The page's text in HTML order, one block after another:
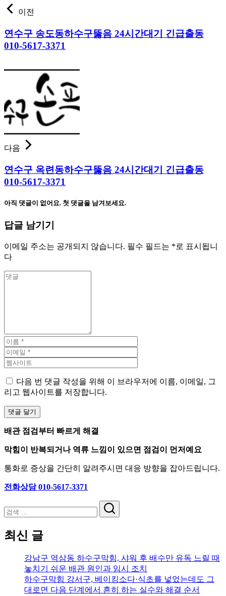
이전
연수구 송도동하수구뚫음 24시간대기 긴급출동
010-5617-3371
다음
연수구 옥련동하수구뚫음 24시간대기 긴급출동
010-5617-3371
아직 댓글이 없어요. 첫 댓글을 남겨보세요.
답글 남기기
이메일 주소는 공개되지 않습니다. 필수 필드는 *로 표시됩니
다
다음 번 댓글 작성을 위해 이 브라우저에 이름, 이메일, 그
리고 웹사이트를 저장합니다.
배관 점검부터 빠르게 해결
막힘이 반복되거나 역류 느낌이 있으면 점검이 먼저예요
통화로 증상을 간단히 알려주시면 대응 방향을 잡아드립니다.
전화상담 010-5617-3371
검
최신 글
강남구 역삼동 하수구막힘, 샤워 후 배수만 유독 느릴 때
놓치기 쉬운 배관 원인과 임시 조치
하수구막힘 강서구, 베이킹소다·식초를 넣었는데도 그
대로면 다음 단계에서 흔히 하는 실수와 해결 순서